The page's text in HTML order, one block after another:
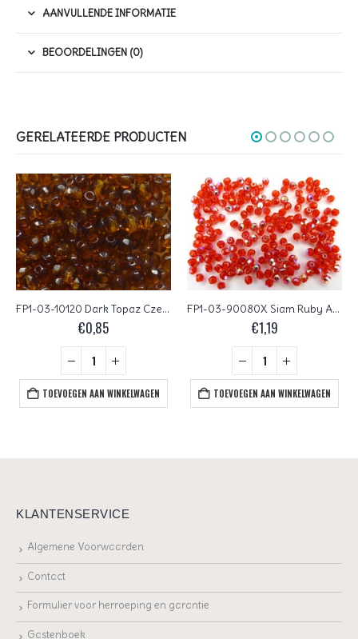
AANVULLENDE INFORMATIE
BEOORDELINGEN (0)
GERELATEERDE PRODUCTEN
FP1-03-10120 Dark Topaz Czech Glass Facet Firepolish 3mm 50 stuks
€0,85
TOEVOEGEN AAN WINKELWAGEN
FP1-03-90080X Siam Ruby AB Czech Glass Facet Firepolish 3mm 50 stuks
€1,19
TOEVOEGEN AAN WINKELWAGEN
KLANTENSERVICE
Algemene Voorwaarden
Contact
Formulier voor herroeping en garantie
Gastenboek